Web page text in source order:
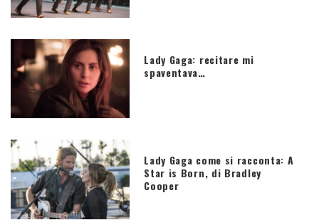
Lady Gaga: recitare mi
spaventava…
Lady Gaga come si racconta: A
Star is Born, di Bradley
Cooper